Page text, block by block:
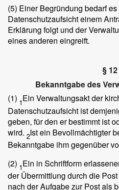
(5) Einer Begründung bedarf
Datenschutzaufsicht einem
Erklärung folgt und der
eines anderen eingreift.
§ 12
Bekanntgabe des
(1) 1Ein Verwaltungsakt der
Datenschutzaufsicht ist
geben, für den er bestimmt ist
wird. 2Ist ein Bevollmächtigter
Bekanntgabe ihm gegenüber
(2) 1Ein in Schriftform
der Übermittlung durch die
nach der Aufgabe zur Post als